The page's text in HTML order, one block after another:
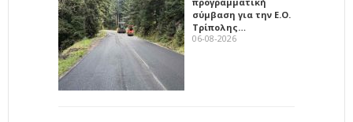
σύμβαση για την Ε.Ο.
Τρίπολης…
06-08-2026